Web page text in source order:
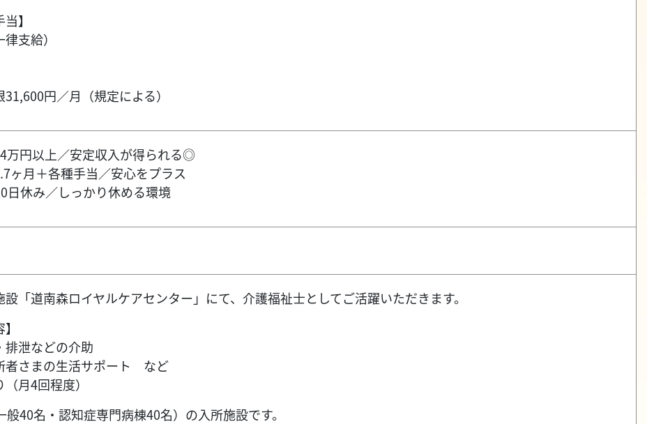
】
支給）
円／月（規定による）
万円以上／安定収入が得られる◎
ヶ月＋各種手当／安心をプラス
日休み／しっかり休める環境
「道南森ロイヤルケアセンター」にて、介護福祉士としてご活躍いただきます。
排泄などの介助
者さまの生活サポート など
月4回程度）
40名・認知症専門病棟40名）の入所施設です。